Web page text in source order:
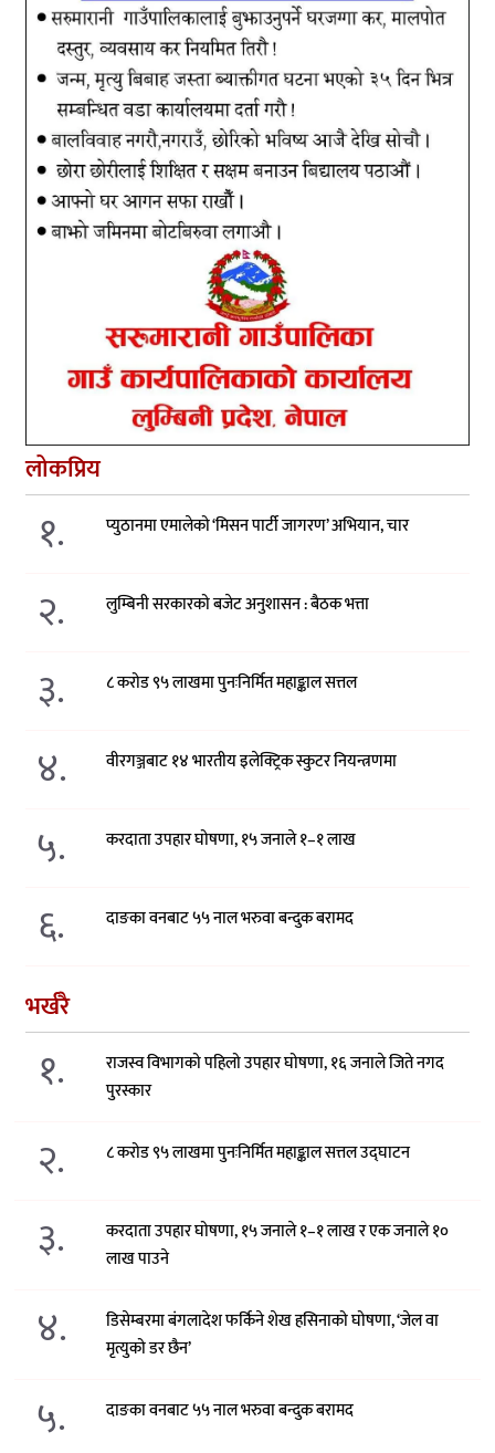
लोकप्रिय
१. प्युठानमा एमालेको ‘मिसन पार्टी जागरण’ अभियान, चार
२. लुम्बिनी सरकारको बजेट अनुशासन : बैठक भत्ता
३. ८ करोड ९५ लाखमा पुनःनिर्मित महाङ्काल सत्तल
४. वीरगञ्जबाट १४ भारतीय इलेक्ट्रिक स्कुटर नियन्त्रणमा
५. करदाता उपहार घोषणा, १५ जनाले १–१ लाख
६. दाङका वनबाट ५५ नाल भरुवा बन्दुक बरामद
भर्खरै
१.
राजस्व विभागको पहिलो उपहार घोषणा, १६ जनाले जिते नगद
पुरस्कार
२. ८ करोड ९५ लाखमा पुनःनिर्मित महाङ्काल सत्तल उद्घाटन
३.
करदाता उपहार घोषणा, १५ जनाले १–१ लाख र एक जनाले १०
लाख पाउने
४.
डिसेम्बरमा बंगलादेश फर्किने शेख हसिनाको घोषणा, ‘जेल वा
मृत्युको डर छैन’
५. दाङका वनबाट ५५ नाल भरुवा बन्दुक बरामद